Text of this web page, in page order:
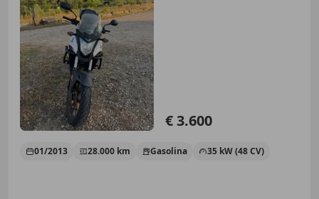
€ 3.600
01/2013 28.000 km Gasolina 35 kW (48 CV)